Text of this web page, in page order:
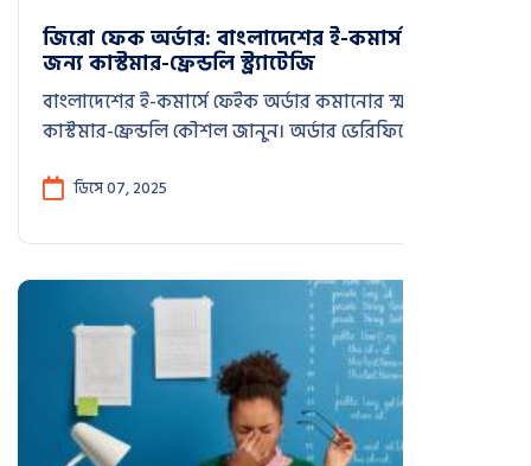
জিরো ফেক অর্ডার: বাংলাদেশের ই-কমার্স ইন্ডাস্ট্রির
জন্য কাস্টমার-ফ্রেন্ডলি স্ট্র্যাটেজি
বাংলাদেশের ই-কমার্সে ফেইক অর্ডার কমানোর স্মার্ট ও
কাস্টমার-ফ্রেন্ডলি কৌশল জানুন। অর্ডার ভেরিফিকেশন উন্নত
যায়—জানুন বিনা ঝামেলায়
ডিসে 07, 2025